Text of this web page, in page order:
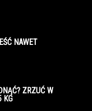
NAWET
ZRZUĆ W
KG